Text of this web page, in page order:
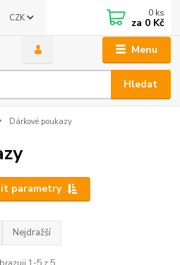
Menu
CZK
Hledat
0 ks
za 0 Kč
Dárkové poukazy
parametry
Nejdražší
1-5 z 5